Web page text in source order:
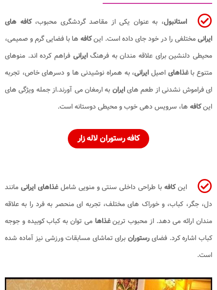
استانبول، به عنوان یکی از مقاصد گردشگری محبوب،کافه های
ایرانیمختلفی را در خود جای داده است. اینکافه ها با فضایی گرم و صمیمی،
محیطی دلنشین برای علاقه مندان به فرهنگایرانیفراهم کرده اند. منوهای
متنوع باغذاهای اصیل ایرانی، به همراه نوشیدنی ها و دسرهای خاص، تجربه
ای فراموش نشدنی از طعم هایایران به ارمغان می آورند.از جمله ویژگی های
اینکافه ها، سرویس دهی خوب و محیطی دوستانه است.
کافه رستوران لاله زار
اینکافه با طراحی داخلی سنتی و منویی شاملغذاهای ایرانی مانند
دل، جگر، کباب، و خوراک های مختلف، تجربه ای منحصر به فرد را به علاقه
مندان ارائه می دهد. از محبوب ترینغذاهامی توان به کباب کوبیده و جوجه
کباب اشاره کرد. فضایرستوران برای تماشای مسابقات ورزشی نیز آماده شده
است.